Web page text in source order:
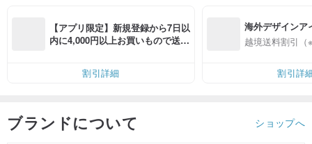
【アプリ限定】新規登録から7日以
内に4,000円以上お買いもので送料
割引詳細
海外デザインア
入
越境送料割引（
割引詳
ブランドについて ショップへ